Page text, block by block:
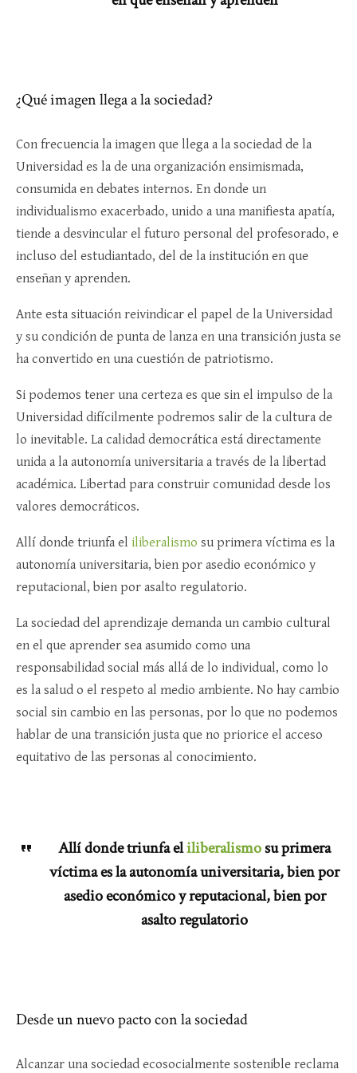
¿Qué imagen llega a la sociedad?
Con frecuencia la imagen que llega a la sociedad de la
Universidad es la de una organización ensimismada,
consumida en debates internos. En donde un
individualismo exacerbado, unido a una manifiesta apatía,
tiende a desvincular el futuro personal del profesorado, e
incluso del estudiantado, del de la institución en que
enseñan y aprenden.
Ante esta situación reivindicar el papel de la Universidad
y su condición de punta de lanza en una transición justa se
ha convertido en una cuestión de patriotismo.
Si podemos tener una certeza es que sin el impulso de la
Universidad difícilmente podremos salir de la cultura de
lo inevitable. La calidad democrática está directamente
unida a la autonomía universitaria a través de la libertad
académica. Libertad para construir comunidad desde los
valores democráticos.
Allí donde triunfa el iliberalismo su primera víctima es la
autonomía universitaria, bien por asedio económico y
reputacional, bien por asalto regulatorio.
La sociedad del aprendizaje demanda un cambio cultural
en el que aprender sea asumido como una
responsabilidad social más allá de lo individual, como lo
es la salud o el respeto al medio ambiente. No hay cambio
social sin cambio en las personas, por lo que no podemos
hablar de una transición justa que no priorice el acceso
equitativo de las personas al conocimiento.
Allí donde triunfa eliliberalismosu primera
víctima es la autonomía universitaria, bien por
asedio económico y reputacional, bien por
asalto regulatorio
Desde un nuevo pacto con la sociedad
Alcanzar una sociedad ecosocialmente sostenible reclama